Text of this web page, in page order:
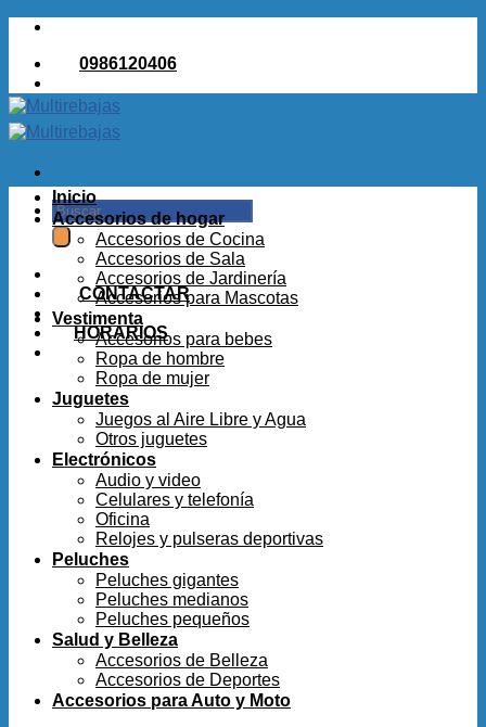
Saltar
contenido0986120406
Buscar
por:
CONTACTAR
HORARIOS
Inicio
Accesorios de hogar
Accesorios de Cocina
Accesorios de Sala
Accesorios de Jardinería
Accesorios para Mascotas
Vestimenta
Accesorios para bebes
Ropa de hombre
Ropa de mujer
Juguetes
Juegos al Aire Libre y Agua
Otros juguetes
Electrónicos
Audio y video
Celulares y telefonía
Oficina
Relojes y pulseras deportivas
Peluches
Peluches gigantes
Peluches medianos
Peluches pequeños
Salud y Belleza
Accesorios de Belleza
Accesorios de Deportes
Accesorios para Auto y Moto